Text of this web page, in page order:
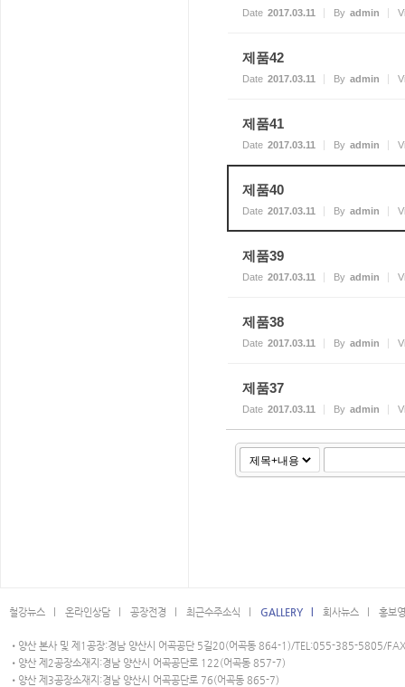
Date 2017.03.11 By admin
제품42
Date 2017.03.11 By admin
제품41
Date 2017.03.11 By admin
제품40
Date 2017.03.11 By admin
제품39
Date 2017.03.11 By admin
제품38
Date 2017.03.11 By admin
제품37
Date 2017.03.11 By admin
철강뉴스 l 온라인상담 l 공장전경 l 최근수주소식 l GALLERY l 회사뉴스 l 홍보
•양산 본사 및 제1공장:경남 양산시 어곡공단 5길20(어곡동 864-1)/TEL:055-385-5805/
•양산 제2공장소재지:경남 양산시 어곡공단로 122(어곡동 857-7)
•양산 제3공장소재지:경남 양산시 어곡공단로 76(어곡동 865-7)